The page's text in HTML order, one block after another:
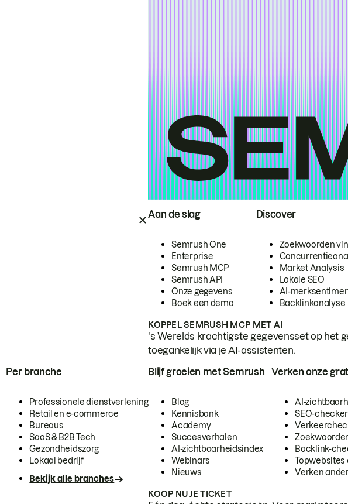
Aan de slag
Semrush One
Enterprise
Semrush MCP
Semrush API
Onze gegevens
Boek een demo
Discover
Zoekwoorden
Market Analysis
Lokale SEO
AI-
Backlinkanalyse
KOPPEL SEMRUSH MCP MET AI
's Werelds krachtigste gegevensset op het
toegankelijk via je AI-assistenten.
Per branche
Professionele dienstverlening
Retail en e-commerce
Bureaus
SaaS & B2B Tech
Gezondheidszorg
Lokaal bedrijf
Bekijk alle branches
Blijf groeien met Semrush
Blog
Kennisbank
Academy
Succesverhalen
AI-zichtbaarheidsindex
Webinars
Nieuws
Verken onze
AI-
SEO-checker
Backlink-
Topwebsites
Verken
KOOP NU JE TICKET